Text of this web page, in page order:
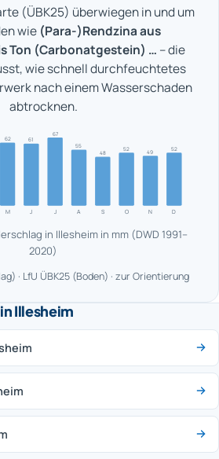
(ÜBK25) überwiegen in und um
wie (Para-)Rendzina aus
Ton (Carbonatgestein) … – die
wie schnell durchfeuchtetes
nach einem Wasserschaden
abtrocknen.
M
62
J
61
J
67
A
55
S
48
O
52
N
49
D
52
in Illesheim in mm (DWD 1991–
2020)
· LfU ÜBK25 (Boden) · zur Orientierung
Illesheim